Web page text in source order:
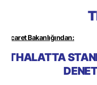
Ticaret Bakanlığından:
İTHALATTA